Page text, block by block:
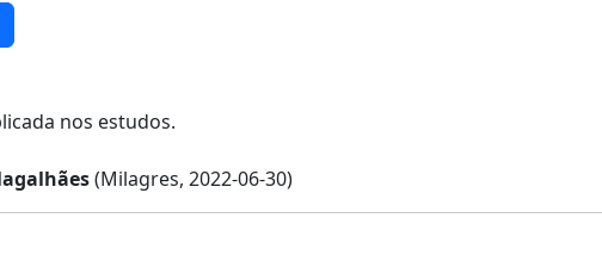
nos estudos.
(Milagres, 2022-06-30)